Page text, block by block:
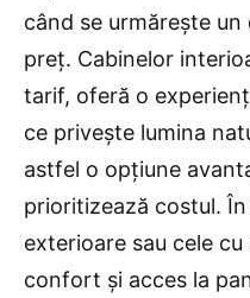
când se urmărește
preț. Cabinelor
tarif, oferă o
ce privește lumina
astfel o opțiune
prioritizează costul.
exterioare sau cele
confort și acces la